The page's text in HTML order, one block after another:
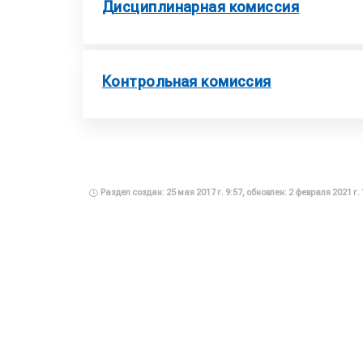
Дисциплинарная комиссия
Контрольная комиссия
Раздел создан: 25 мая 2017 г. 9:57, обновлен: 2 февраля 2021 г.